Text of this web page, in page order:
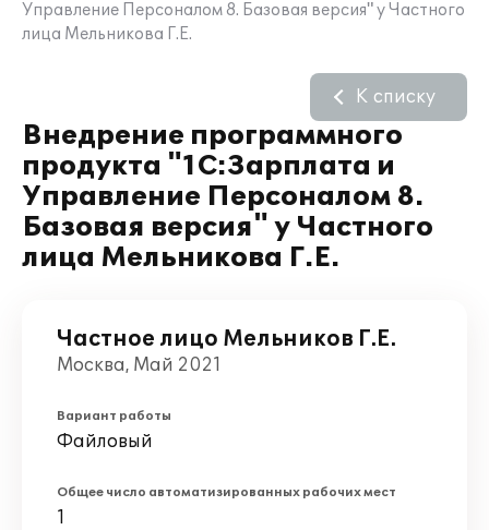
Управление Персоналом 8. Базовая версия" у Частного
лица Мельникова Г.Е.
Внедрение программного
продукта "1С:Зарплата и
Управление Персоналом 8.
Базовая версия" у Частного
лица Мельникова Г.Е.
К списку
Частное лицо Мельников Г.Е.
Москва, Май 2021
Вариант работы
Файловый
Общее число автоматизированных рабочих мест
1